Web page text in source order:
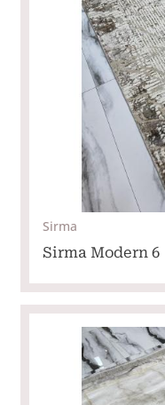
Sirma
Sirma Modern 6